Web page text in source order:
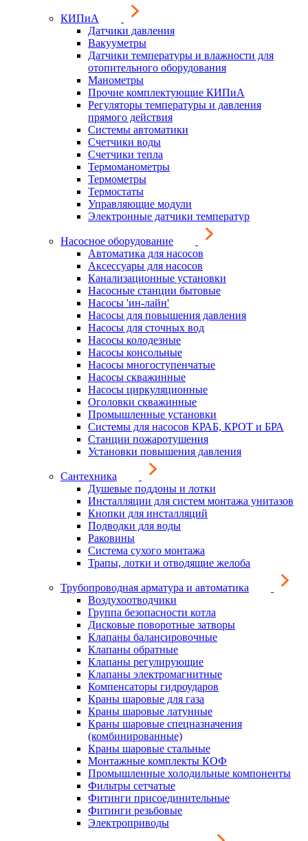
КИПиА
Датчики давления
Вакууметры
Датчики температуры и влажности для
отопительного оборудования
Манометры
Прочие комплектующие КИПиА
Регуляторы температуры и давления
прямого действия
Системы автоматики
Счетчики воды
Счетчики тепла
Термоманометры
Термометры
Термостаты
Управляющие модули
Электронные датчики температур
Насосное оборудование
Автоматика для насосов
Аксессуары для насосов
Канализационные установки
Насосные станции бытовые
Насосы 'ин-лайн'
Насосы для повышения давления
Насосы для сточных вод
Насосы колодезные
Насосы консольные
Насосы многоступенчатые
Насосы скважинные
Насосы циркуляционные
Оголовки скважинные
Промышленные установки
Системы для насосов КРАБ, КРОТ и БРА
Станции пожаротушения
Установки повышения давления
Сантехника
Душевые поддоны и лотки
Инсталляции для систем монтажа унитазов
Кнопки для инсталляций
Подводки для воды
Раковины
Система сухого монтажа
Трапы, лотки и отводящие желоба
Трубопроводная арматура и автоматика
Воздухоотводчики
Группа безопасности котла
Дисковые поворотные затворы
Клапаны балансировочные
Клапаны обратные
Клапаны регулирующие
Клапаны электромагнитные
Компенсаторы гидроударов
Краны шаровые для газа
Краны шаровые латунные
Краны шаровые спецназначения
(комбинированные)
Краны шаровые стальные
Монтажные комплекты КОФ
Промышленные холодильные компоненты
Фильтры сетчатые
Фитинги присоединительные
Фитинги резьбовые
Электроприводы